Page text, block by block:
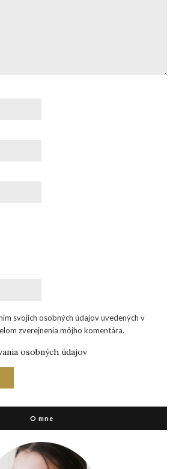
svojich osobných údajov uvedených v
zverejnenia môjho komentára.
osobných údajov
O mne